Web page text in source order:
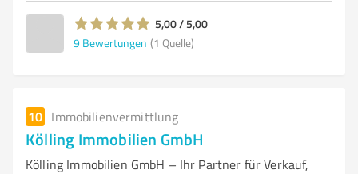
5,00 / 5,00
9 Bewertungen (1 Quelle)
10 Immobilienvermittlung
Kölling Immobilien GmbH
Kölling Immobilien GmbH – Ihr Partner für Verkauf,